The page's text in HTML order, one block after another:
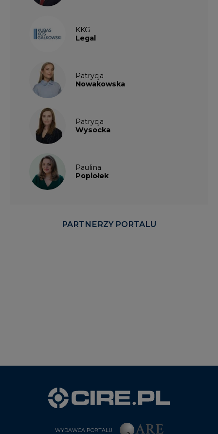
KKG
Legal
Patrycja
Nowakowska
Patrycja
Wysocka
Paulina
Popiołek
PARTNERZY PORTALU
WYDAWCA PORTALU